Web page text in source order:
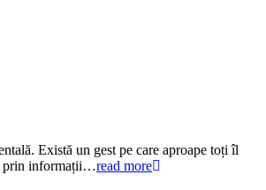
Există un gest pe care aproape toți îl
prin informații…read more